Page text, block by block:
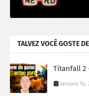
TALVEZ VOCÊ GOSTE
Titanfall 2
January 14,